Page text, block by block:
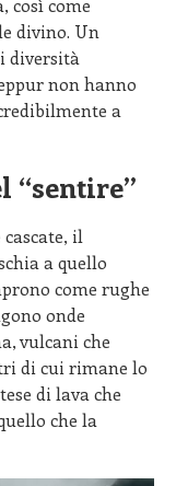
così come
divino. Un
diversità
non hanno
a
“sentire”
il
a quello
come rughe
onde
vulcani che
di cui rimane lo
di lava che
che la